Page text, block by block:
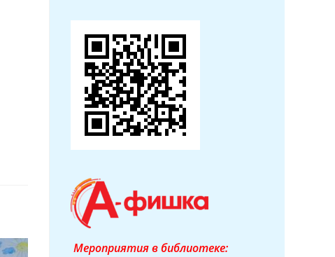
Мероприятия в библиотеке: